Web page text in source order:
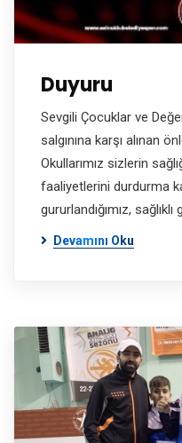
Duyuru
Sevgili Çocuklar ve
salgınına karşı alınan
Okullarımız sizlerin
faaliyetlerini durdurma
gururlandığımız,
Devamını Oku